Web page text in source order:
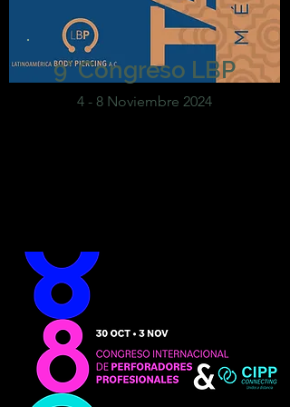
9° Congreso LBP
4 - 8 Noviembre 2024